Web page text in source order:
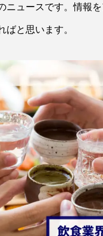
ニュースです。情報
ばと思います。